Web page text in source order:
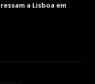
a Lisboa em